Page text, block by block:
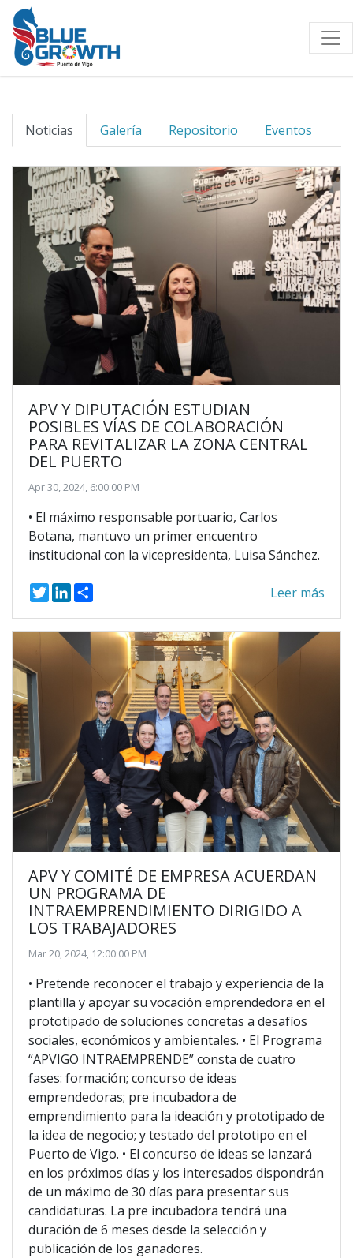
Noticias Galería Repositorio Eventos
APV Y DIPUTACIÓN ESTUDIAN
POSIBLES VÍAS DE COLABORACIÓN
PARA REVITALIZAR LA ZONA CENTRAL
DEL PUERTO
Apr 30, 2024, 6:00:00 PM
• El máximo responsable portuario, Carlos
Botana, mantuvo un primer encuentro
institucional con la vicepresidenta, Luisa Sánchez.
T
w
i
t
e
L
n
k
d
a
r
e
Leer más
APV Y COMITÉ DE EMPRESA ACUERDAN
UN PROGRAMA DE
INTRAEMPRENDIMIENTO DIRIGIDO A
LOS TRABAJADORES
Mar 20, 2024, 12:00:00 PM
• Pretende reconocer el trabajo y experiencia de la
plantilla y apoyar su vocación emprendedora en el
prototipado de soluciones concretas a desafíos
sociales, económicos y ambientales. • El Programa
“APVIGO INTRAEMPRENDE” consta de cuatro
fases: formación; concurso de ideas
emprendedoras; pre incubadora de
emprendimiento para la ideación y prototipado de
la idea de negocio; y testado del prototipo en el
Puerto de Vigo. • El concurso de ideas se lanzará
en los próximos días y los interesados dispondrán
de un máximo de 30 días para presentar sus
candidaturas. La pre incubadora tendrá una
duración de 6 meses desde la selección y
publicación de los ganadores.